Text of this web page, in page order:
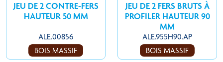
JEU DE 2 CONTRE-FERS
HAUTEUR 50 MM
ALE.00856
BOIS MASSIF
JEU DE 2 FERS BRUTS À
PROFILER HAUTEUR 90
MM
ALE.955H90.AP
BOIS MASSIF